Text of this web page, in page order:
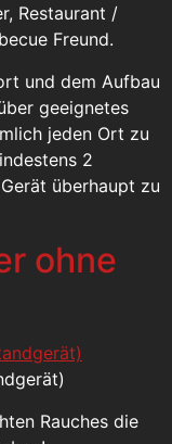
Restaurant /
Freund.
und dem Aufbau
geeignetes
jeden Ort zu
2
überhaupt zu
ohne
Rauches die